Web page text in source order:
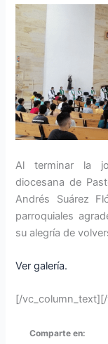
Al terminar la
diocesana de
Andrés Suárez
parroquiales
su alegría de
Ver galería.
[/
Comparte en: